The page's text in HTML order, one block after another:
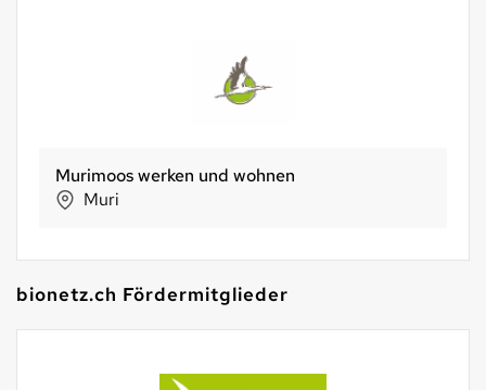
Murimoos werken und wohnen
Muri
bionetz.ch Fördermitglieder